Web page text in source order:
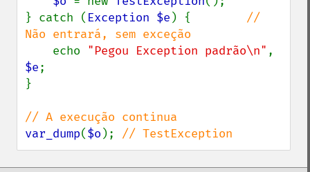
} catch ( Exception $e ) { //
Não entrará, sem exceção
echo "Pegou Exception padrão\n"
$e;
}
var_dump($o ); // TestException